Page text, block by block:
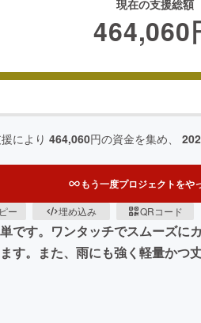
現在の支援総額
464,060
により 464,060円の資金を集め、
もう一度プロジェクトをや
ー 埋め込み QRコード
です。ワンタッチでスムーズ
す。また、雨にも強く軽量か